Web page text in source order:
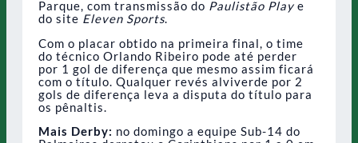
Parque, com transmissão do Paulistão Playe
do site Eleven Sports.
Com o placar obtido na primeira final, o time
do técnico Orlando Ribeiro pode até perder
por 1 gol de diferença que mesmo assim ficará
com o título. Qualquer revés alviverde por 2
gols de diferença leva a disputa do título para
os pênaltis.
Mais Derby: no domingo a equipe Sub-14 do